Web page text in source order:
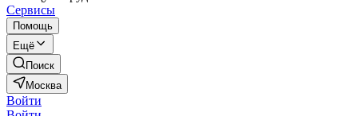
Сервисы
Помощь
Ещё
Поиск
Москва
Войти